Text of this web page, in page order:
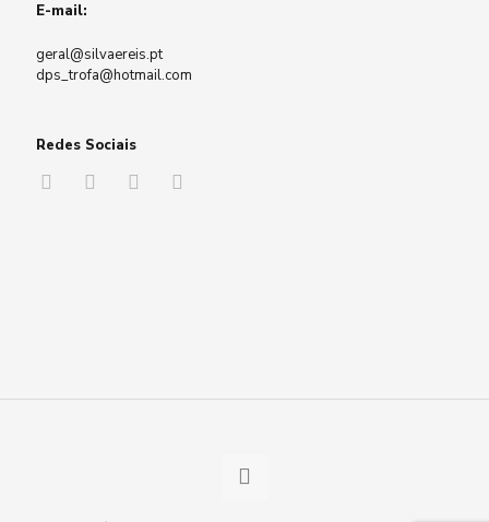
E-mail:
geral@silvaereis.pt
dps_trofa@hotmail.com
Redes Sociais